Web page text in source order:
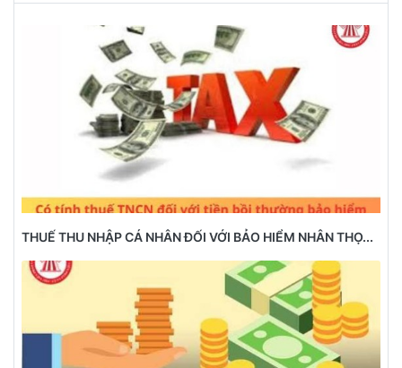
THUẾ THU NHẬP CÁ NHÂN ĐỐI VỚI BẢO HIỂM NHÂN THỌ...